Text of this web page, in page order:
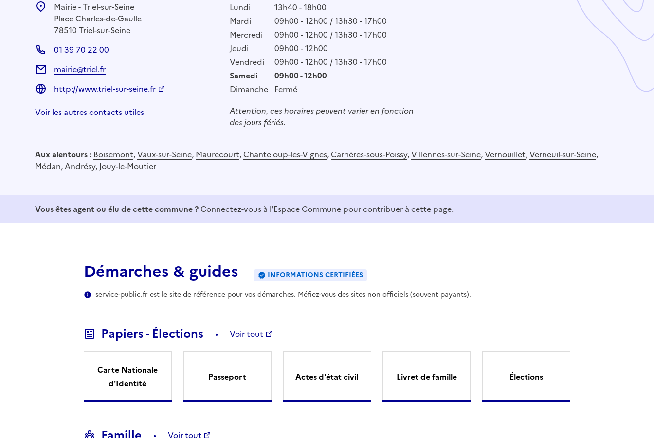
Mairie - Triel-sur-Seine
Place Charles-de-Gaulle
78510 Triel-sur-Seine
01 39 70 22 00
mairie@triel.fr
http://www.triel-sur-seine.fr
Voir les autres contacts utiles
Lundi
13h40 - 18h00
Mardi
09h00 - 12h00 / 13h30 - 17h00
Mercredi
09h00 - 12h00 / 13h30 - 17h00
Jeudi
09h00 - 12h00
Vendredi
09h00 - 12h00 / 13h30 - 17h00
Samedi
09h00 - 12h00
Dimanche Fermé
Attention, ces horaires peuvent varier en fonction
des jours fériés.
Aux alentours : Boisemont,Vaux-sur-Seine, Maurecourt, Chanteloup-les-Vignes, Carrières-sous-Poissy,Villennes-sur-Seine,Vernouillet,Verneuil-sur-Seine,
Médan,Andrésy, Jouy-le-Moutier
Vous êtes agent ou élu de cette commune ? Connectez-vous à l'Espace Commune pour contribuer à cette page.
Démarches & guides
INFORMATIONS CERTIFIÉES
service-public.fr est le site de référence pour vos démarches. Méfiez-vous des sites non officiels (souvent payants).
Papiers - Élections Voir tout
Carte Nationale
d'Identité
Passeport Actes d'état civil Livret de famille Élections
Voir tout